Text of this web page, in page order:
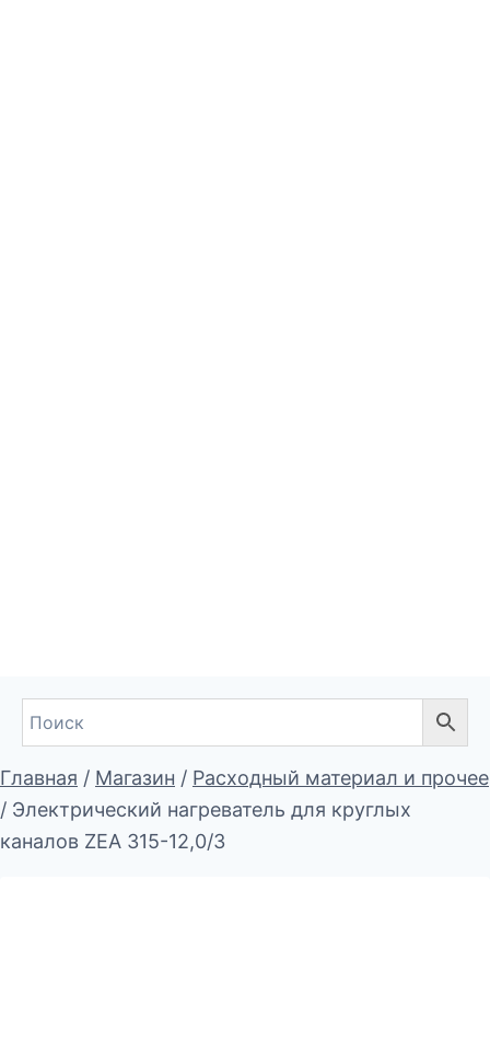
Главная / Магазин / Расходный материал и прочее
/ Электрический нагреватель для круглых
каналов ZEA 315-12,0/3